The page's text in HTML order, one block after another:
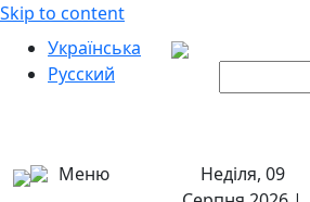
Skip to content
Українська
Русский
Меню
Неділя, 09